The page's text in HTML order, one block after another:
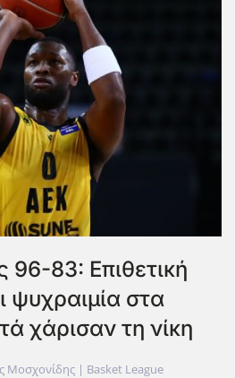
83: Επιθετική
ψυχραιμία στα
χάρισαν τη νίκη
Μοσχονίδης | Basket League